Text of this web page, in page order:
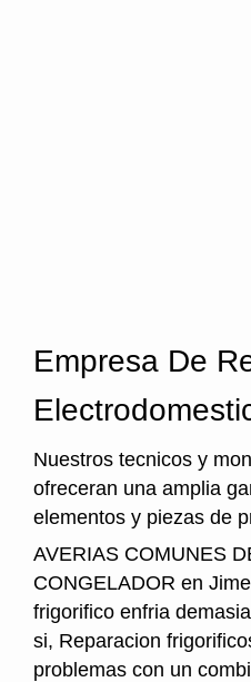
Empresa De
Nuestros tecnicos y
ofreceran una amplia
elementos y piezas de
AVERIAS COMUNES
CONGELADOR en
frigorifico enfria
si, Reparacion
problemas con un